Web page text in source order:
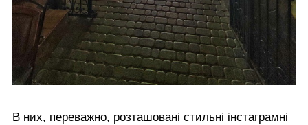
В них, переважно, розташовані стильні інстаграмні